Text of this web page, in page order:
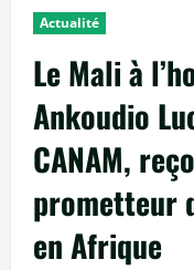
Actualité
Le Mali à
Ankoudio
CANAM,
prometteur
en Afrique